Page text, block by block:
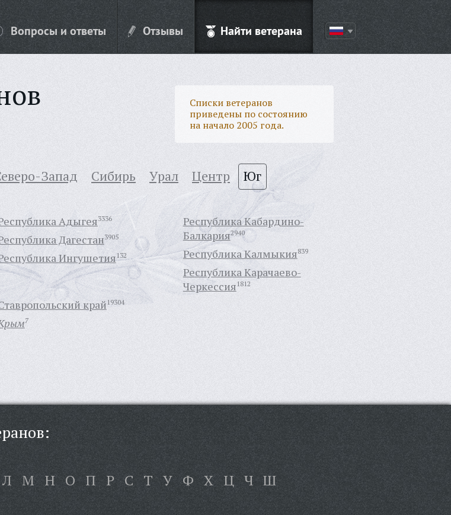
Вопросы и ответы Отзывы Найти ветерана
Списки ветеранов
приведены по состоянию
на начало 2005 года.
Запад Сибирь Урал Центр Юг
Адыгея3336
Дагестан3905
Ингушетия132
Республика Кабардино-
Балкария2940
Республика Калмыкия839
Республика Карачаево-
Черкессия1812
край19304
7
Л М Н О П Р С Т У Ф Х Ц Ч Ш